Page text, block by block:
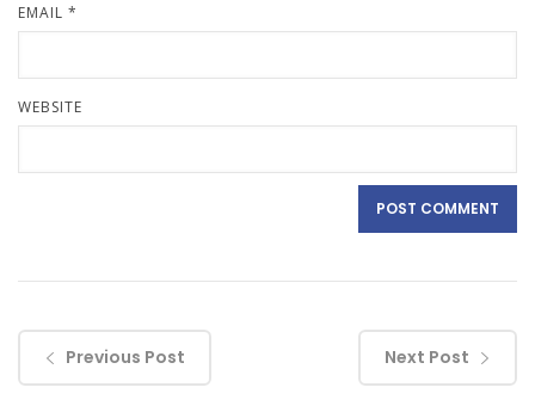
EMAIL *
WEBSITE
Previous Post Next Post